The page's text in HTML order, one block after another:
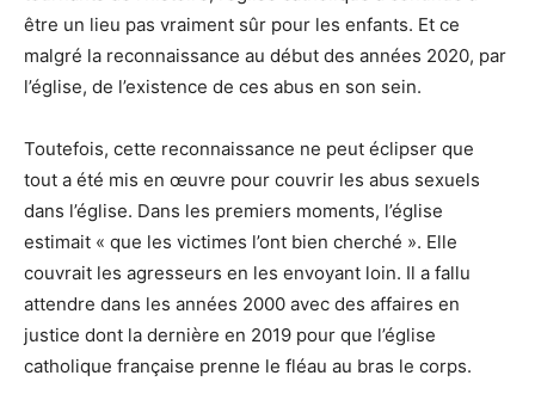
être un lieu pas vraiment sûr pour les enfants. Et ce
malgré la reconnaissance au début des années 2020, par
l’église, de l’existence de ces abus en son sein.
Toutefois, cette reconnaissance ne peut éclipser que
tout a été mis en œuvre pour couvrir les abus sexuels
dans l’église. Dans les premiers moments, l’église
estimait « que les victimes l’ont bien cherché ». Elle
couvrait les agresseurs en les envoyant loin. Il a fallu
attendre dans les années 2000 avec des affaires en
justice dont la dernière en 2019 pour que l’église
catholique française prenne le fléau au bras le corps.